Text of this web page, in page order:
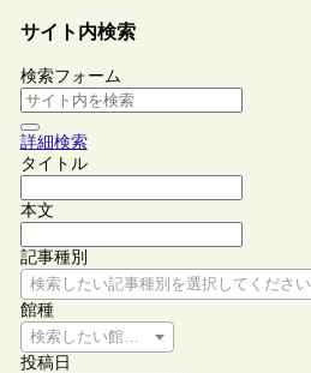
サイト内検索
検索フォーム
詳細検索
タイトル
本文
記事種別
検索したい記事種別を選択してください
館種
検索したい館種を選択してください
投稿日